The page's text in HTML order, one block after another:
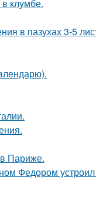
клумбе.
в пазухах 3-5
Париже.
Федором